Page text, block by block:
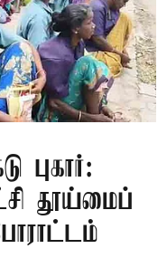
புகார்:
தூய்மைப்